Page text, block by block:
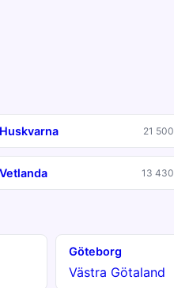
Huskvarna 21 500
Vetlanda 13 430
Göteborg
Västra Götaland